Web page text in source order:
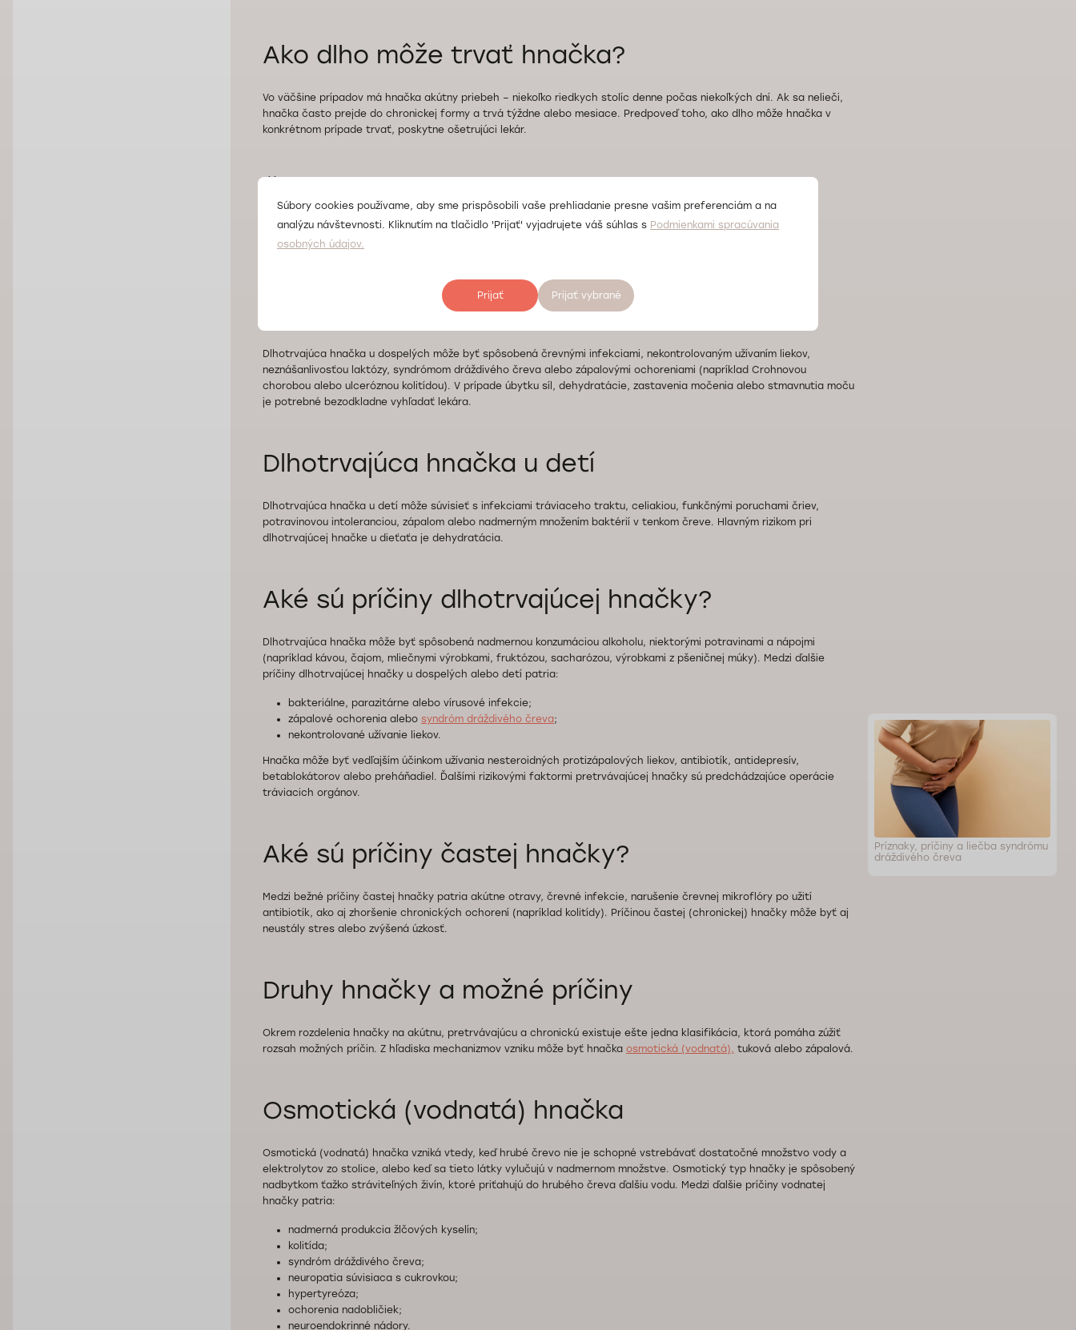
Ako dlho môže trvať hnačka?
Vo väčšine prípadov má hnačka akútny priebeh – niekoľko riedkych stolíc denne počas niekoľkých dní. Ak sa nelieči,
hnačka často prejde do chronickej formy a trvá týždne alebo mesiace. Predpoveď toho, ako dlho môže hnačka v
konkrétnom prípade trvať, poskytne ošetrujúci lekár.
Chronická hnačka je hnačka, ktorej príznaky pretrvávajú dlhšie ako
dní. Niektoré klasifikácie rozlišujú medzi
dlhotrvajúcou (dva až štyri týždne) a chronickou (viac ako štyri týždne) hnačkou.
Dlhotrvajúca hnačka u dospelých
Dlhotrvajúca hnačka u dospelých môže byť spôsobená črevnými infekciami, nekontrolovaným užívaním liekov,
neznášanlivosťou laktózy, syndrómom dráždivého čreva alebo zápalovými ochoreniami (napríklad Crohnovou
chorobou alebo ulceróznou kolitídou). V prípade úbytku síl, dehydratácie, zastavenia močenia alebo stmavnutia moču
je potrebné bezodkladne vyhľadať lekára.
Dlhotrvajúca hnačka u detí
Dlhotrvajúca hnačka u detí môže súvisieť s infekciami tráviaceho traktu, celiakiou, funkčnými poruchami čriev,
potravinovou intoleranciou, zápalom alebo nadmerným množením baktérií v tenkom čreve. Hlavným rizikom pri
dlhotrvajúcej hnačke u dieťaťa je dehydratácia.
Aké sú príčiny dlhotrvajúcej hnačky?
Dlhotrvajúca hnačka môže byť spôsobená nadmernou konzumáciou alkoholu, niektorými potravinami a nápojmi
(napríklad kávou, čajom, mliečnymi výrobkami, fruktózou, sacharózou, výrobkami z pšeničnej múky). Medzi ďalšie
príčiny dlhotrvajúcej hnačky u dospelých alebo detí patria:
bakteriálne, parazitárne alebo vírusové infekcie;
zápalové ochorenia alebo syndróm dráždivého čreva;
nekontrolované užívanie liekov.
Hnačka môže byť vedľajším účinkom užívania nesteroidných protizápalových liekov, antibiotík, antidepresív,
betablokátorov alebo preháňadiel. Ďalšími rizikovými faktormi pretrvávajúcej hnačky sú predchádzajúce operácie
tráviacich orgánov.
Aké sú príčiny častej hnačky?
Medzi bežné príčiny častej hnačky patria akútne otravy, črevné infekcie, narušenie črevnej mikroflóry po užití
antibiotík, ako aj zhoršenie chronických ochorení (napríklad kolitídy). Príčinou častej (chronickej) hnačky môže byť aj
neustály stres alebo zvýšená úzkosť.
Druhy hnačky a možné príčiny
Okrem rozdelenia hnačky na akútnu, pretrvávajúcu a chronickú existuje ešte jedna klasifikácia, ktorá pomáha zúžiť
rozsah možných príčin. Z hľadiska mechanizmov vzniku môže byť hnačka osmotická (vodnatá), tuková alebo zápalová.
Osmotická (vodnatá) hnačka
Osmotická (vodnatá) hnačka vzniká vtedy, keď hrubé črevo nie je schopné vstrebávať dostatočné množstvo vody a
elektrolytov zo stolice, alebo keď sa tieto látky vylučujú v nadmernom množstve. Osmotický typ hnačky je spôsobený
nadbytkom ťažko stráviteľných živín, ktoré priťahujú do hrubého čreva ďalšiu vodu. Medzi ďalšie príčiny vodnatej
hnačky patria:
nadmerná produkcia žlčových kyselín;
kolitída;
syndróm dráždivého čreva;
neuropatia súvisiaca s cukrovkou;
hypertyreóza;
ochorenia nadobličiek;
neuroendokrinné nádory.
Príznaky, príčiny a liečba syndrómu
dráždivého čreva
Súbory cookies používame, aby sme prispôsobili vaše prehliadanie presne vašim preferenciám a na
analýzu návštevnosti. Kliknutím na tlačidlo 'Prijať' vyjadrujete váš súhlas s Podmienkami spracúvania
osobných údajov.
Prijať Prijať vybrané